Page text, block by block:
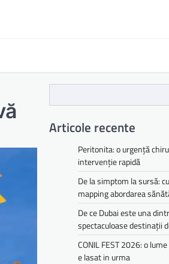
Articole recente
Peritonita: o urgență
intervenție rapidă
De la simptom la sursă:
mapping abordarea
De ce Dubai este una
spectaculoase destinații
CONIL FEST 2026: o
e lasat in urma